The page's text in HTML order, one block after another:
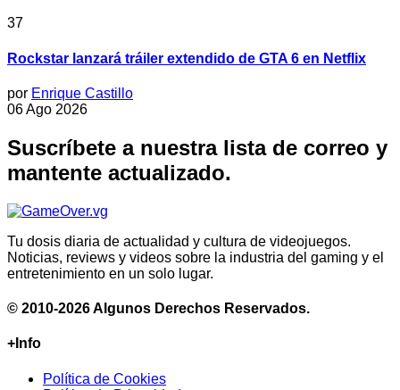
37
Rockstar lanzará tráiler extendido de GTA 6 en Netflix
por Enrique Castillo
06 Ago 2026
Suscríbete a nuestra lista de correo y
mantente actualizado.
Tu dosis diaria de actualidad y cultura de videojuegos.
Noticias, reviews y videos sobre la industria del gaming y el
entretenimiento en un solo lugar.
© 2010-2026 Algunos Derechos Reservados.
+Info
Política de Cookies